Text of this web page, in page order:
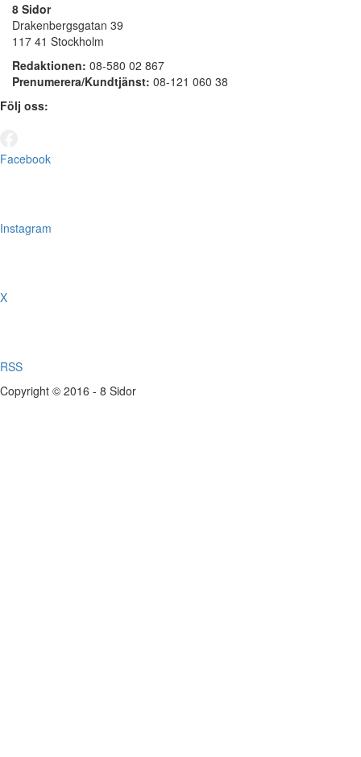
8 Sidor
Drakenbergsgatan 39
117 41 Stockholm
Redaktionen: 08-580 02 867
Prenumerera/Kundtjänst: 08-121 060 38
Följ oss:
Facebook
Instagram
X
RSS
Copyright © 2016 - 8 Sidor